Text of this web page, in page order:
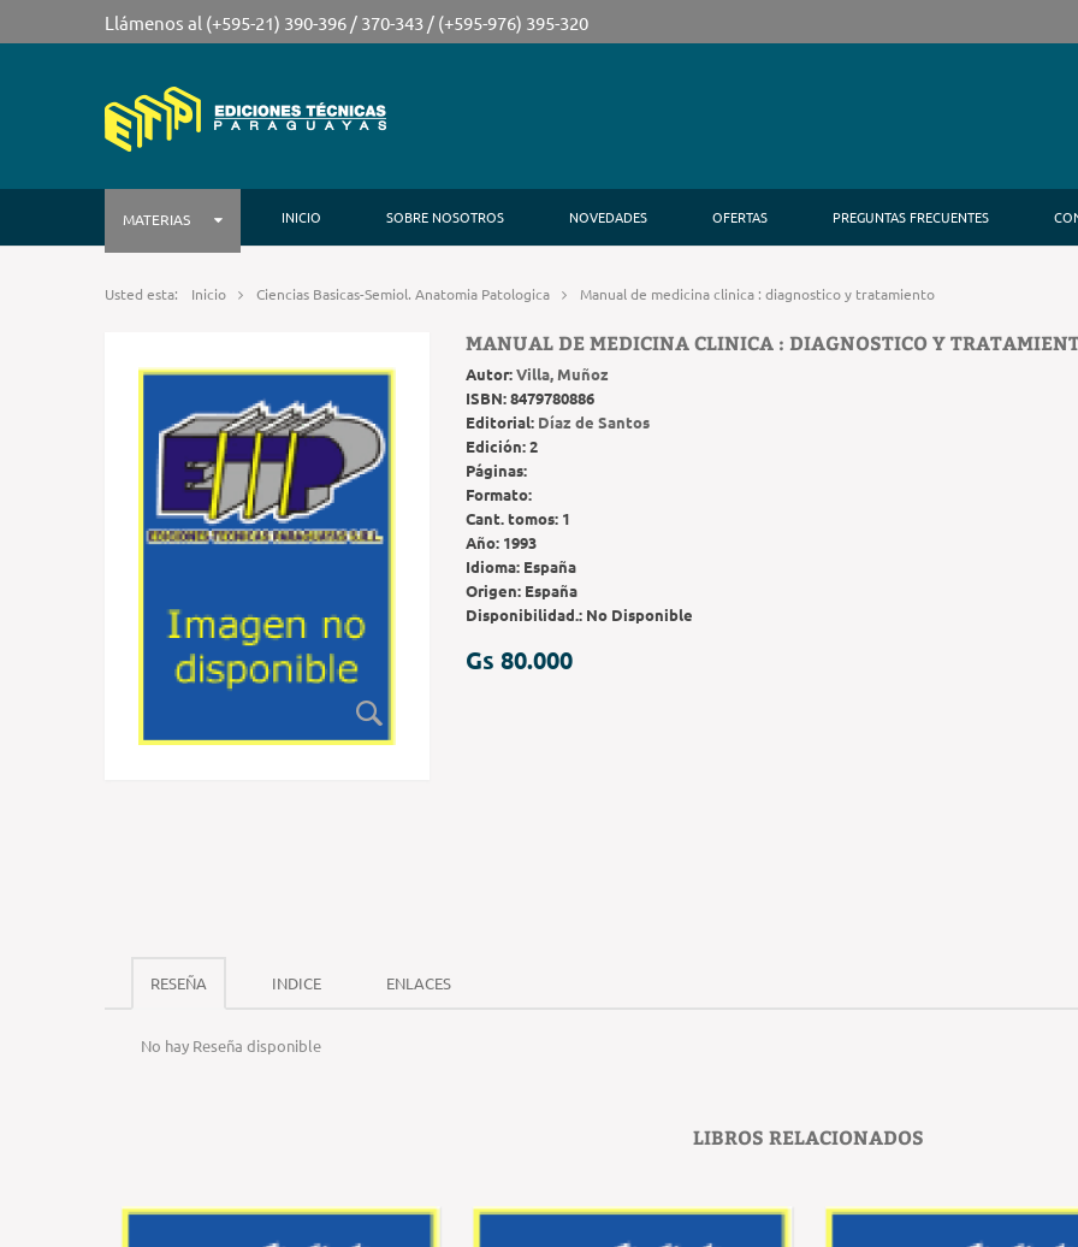
Llámenos al (+595-21) 390-396 / 370-343 / (+595-976) 395-320
MATERIAS INICIO SOBRE NOSOTROS NOVEDADES OFERTAS PREGUNTAS FRECUENTES
Usted esta: Inicio Ciencias Basicas-Semiol. Anatomia Patologica Manual de medicina clinica : diagnostico y tratamiento
MANUAL DE MEDICINA CLINICA : DIAGNOSTICO Y
Autor:Villa, Muñoz
ISBN:8479780886
Editorial: Díaz de Santos
Edición:2
Páginas:
Formato:
Cant. tomos: 1
Año: 1993
Idioma: España
Origen: España
Disponibilidad.: No Disponible
Gs 80.000
RESEÑA INDICE ENLACES
No hay Reseña disponible
LIBROS RELACIONADOS